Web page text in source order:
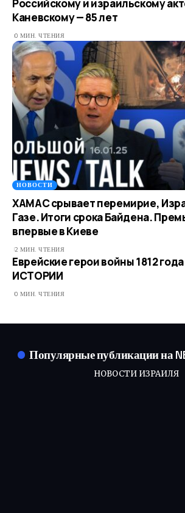
Российскому и израильскому
Каневскому — 85 лет
0 МИН. ЧТЕНИЯ
НОВОСТИ
ХАМАС срывает перемирие,
Газе. Итоги срока Байдена.
впервые в Киеве
2 МИН. ЧТЕНИЯ
Еврейские герои войны 1812
ИСТОРИИ
0 МИН. ЧТЕНИЯ
Популярные публикации на
НОВОСТИ ИЗРАИЛЯ